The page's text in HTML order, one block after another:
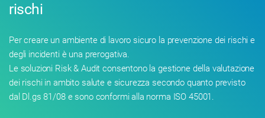
rischi
Per creare un ambiente di lavoro sicuro la prevenzione dei rischi e
degli incidenti è una prerogativa.
Le soluzioni Risk & Audit consentono la gestione della valutazione
dei rischi in ambito salute e sicurezza secondo quanto previsto
dal Dl.gs 81/08 e sono conformi alla norma ISO 45001.